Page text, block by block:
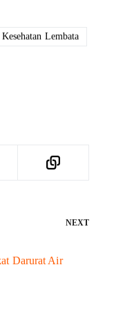
Lembata
NEXT
Darurat Air